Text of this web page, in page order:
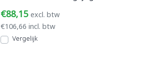
€88,15 excl. btw
€106,66 incl. btw
Vergelijk